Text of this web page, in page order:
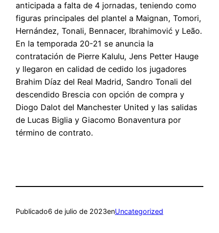
anticipada a falta de 4 jornadas, teniendo como
figuras principales del plantel a Maignan, Tomori,
Hernández, Tonali, Bennacer, Ibrahimović y Leão.
En la temporada 20-21 se anuncia la
contratación de Pierre Kalulu, Jens Petter Hauge
y llegaron en calidad de cedido los jugadores
Brahim Díaz del Real Madrid, Sandro Tonali del
descendido Brescia con opción de compra y
Diogo Dalot del Manchester United y las salidas
de Lucas Biglia y Giacomo Bonaventura por
término de contrato.
Publicado6 de julio de 2023enUncategorized